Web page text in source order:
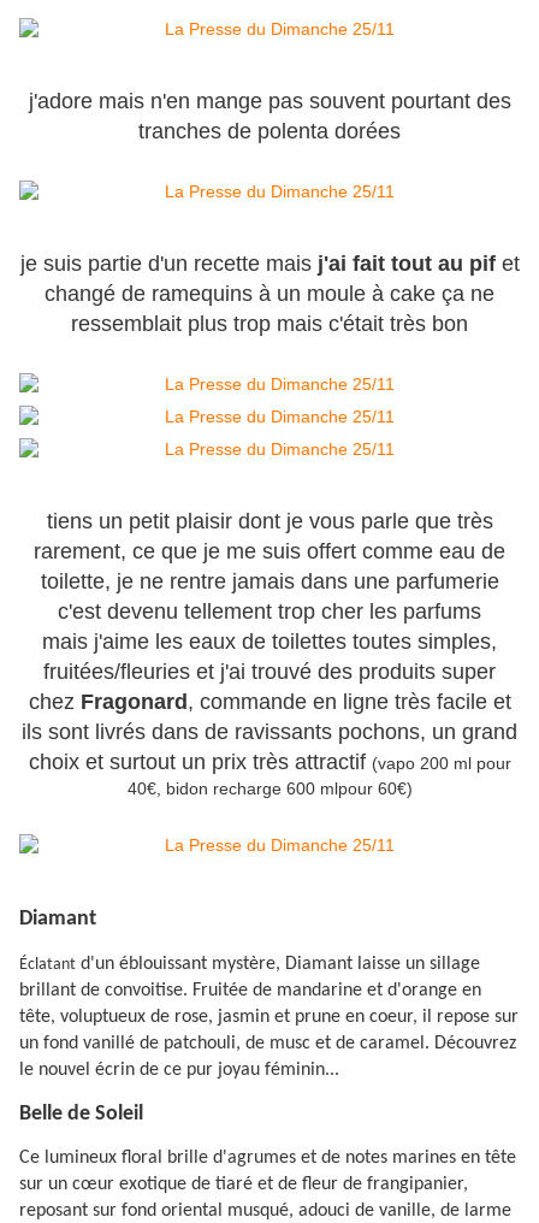
j'adore mais n'en mange pas souvent pourtant des
tranches de polenta dorées
je suis partie d'un recette maisj'ai fait tout au pifet
changé de ramequins à un moule à cake ça ne
ressemblait plus trop mais c'était très bon
tiens un petit plaisir dont je vous parle que très
rarement, ce que je me suis offert comme eau de
toilette, je ne rentre jamais dans une parfumerie
c'est devenu tellement trop cher les parfums
mais j'aime les eaux de toilettes toutes simples,
fruitées/fleuries et j'ai trouvé des produits super
chez Fragonard , commande en ligne très facile et
ils sont livrés dans de ravissants pochons, un grand
choix et surtout un prix très attractif (vapo 200 ml pour
40€, bidon recharge 600 mlpour 60€)
Diamant
Éclatant d'un éblouissant mystère, Diamant laisse un sillage
brillant de convoitise. Fruitée de mandarine et d'orange en
tête, voluptueux de rose, jasmin et prune en coeur, il repose sur
un fond vanillé de patchouli, de musc et de caramel. Découvrez
le nouvel écrin de ce pur joyau féminin...
Belle de Soleil
Ce lumineux floral brille d'agrumes et de notes marines en tête
sur un cœur exotique de tiaré et de fleur de frangipanier,
reposant sur fond oriental musqué, adouci de vanille, de larme